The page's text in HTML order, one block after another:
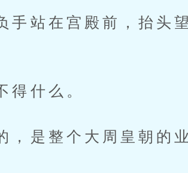
在宫殿前，抬头望
什么。
整个大周皇朝的业